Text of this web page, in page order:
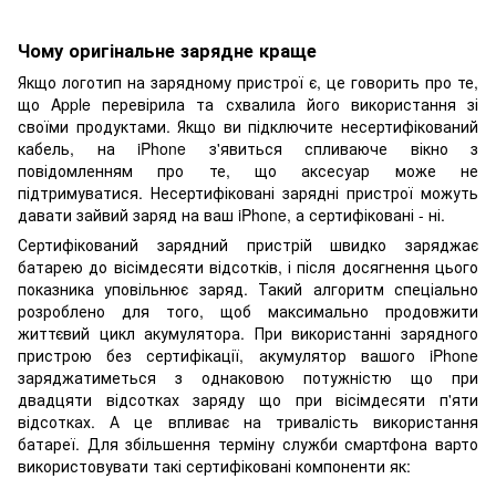
Чому оригінальне зарядне краще
Якщо логотип на зарядному пристрої є, це говорить про те,
що Apple перевірила та схвалила його використання зі
своїми продуктами. Якщо ви підключите несертифікований
кабель, на iPhone з'явиться спливаюче вікно з
повідомленням про те, що аксесуар може не
підтримуватися. Несертифіковані зарядні пристрої можуть
давати зайвий заряд на ваш iPhone, а сертифіковані - ні.
Сертифікований зарядний пристрій швидко заряджає
батарею до вісімдесяти відсотків, і після досягнення цього
показника уповільнює заряд. Такий алгоритм спеціально
розроблено для того, щоб максимально продовжити
життєвий цикл акумулятора. При використанні зарядного
пристрою без сертифікації, акумулятор вашого iPhone
заряджатиметься з однаковою потужністю що при
двадцяти відсотках заряду що при вісімдесяти п'яти
відсотках. А це впливає на тривалість використання
батареї. Для збільшення терміну служби смартфона варто
використовувати такі сертифіковані компоненти як: